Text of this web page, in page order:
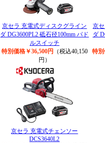
京セラ 充電式ディスクグライン
ダ DG3600PL2 砥石径100mm パド
ルスイッチ
特別価格￥36,500円
（税込40,150
円）
京
ダ
特別
京セラ 充電式チェンソー
DCS3640L2